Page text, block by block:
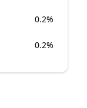
0.2%
0.2%